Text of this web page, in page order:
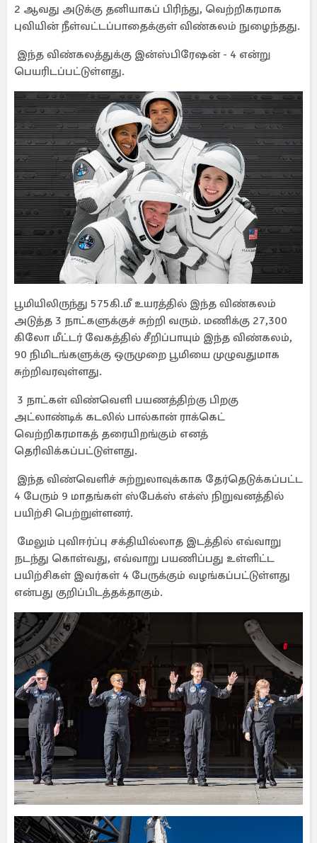
2 ஆவது அடுக்கு தனியாகப் பிரிந்து, வெற்றிகரமாக
புவியின் நீள்வட்டப்பாதைக்குள் விண்கலம் நுழைந்தது.
இந்த விண்கலத்துக்கு இன்ஸ்பிரேஷன் - 4 என்று
பெயரிடப்பட்டுள்ளது.
பூமியிலிருந்து 575கி.மீ உயரத்தில் இந்த விண்கலம்
அடுத்த 3 நாட்களுக்குச் சுற்றி வரும். மணிக்கு 27,300
கிலோ மீட்டர் வேகத்தில் சீறிப்பாயும் இந்த விண்கலம்,
90 நிமிடங்களுக்கு ஒருமுறை பூமியை முழுவதுமாக
சுற்றிவரவுள்ளது.
3 நாட்கள் விண்வெளி பயணத்திற்கு பிறகு
அட்லாண்டிக் கடலில் பால்கான் ராக்கெட்
வெற்றிகரமாகத் தரையிறங்கும் எனத்
தெரிவிக்கப்பட்டுள்ளது.
இந்த விண்வெளிச் சுற்றுலாவுக்காக தேர்தெடுக்கப்பட்ட
4 பேரும் 9 மாதங்கள் ஸ்பேக்ஸ் எக்ஸ் நிறுவனத்தில்
பயிற்சி பெற்றுள்ளனர்.
மேலும் புவிஈர்ப்பு சக்தியில்லாத இடத்தில் எவ்வாறு
நடந்து கொள்வது, எவ்வாறு பயணிப்பது உள்ளிட்ட
பயிற்சிகள் இவர்கள் 4 பேருக்கும் வழங்கப்பட்டுள்ளது
என்பது குறிப்பிடத்தக்தாகும்.